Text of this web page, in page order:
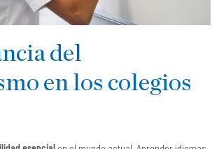
del
en los colegios